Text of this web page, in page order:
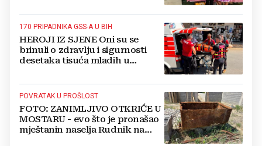
170 PRIPADNIKA GSS-A U BIH
HEROJI IZ SJENE Oni su se
brinuli o zdravlju i sigurnosti
desetaka tisuća mladih u
FOTOGRAFIJE
POVRATAK U PROŠLOST
FOTO: ZANIMLJIVO OTKRIĆE U
MOSTARU - evo što je pronašao
mještanin naselja Rudnik na